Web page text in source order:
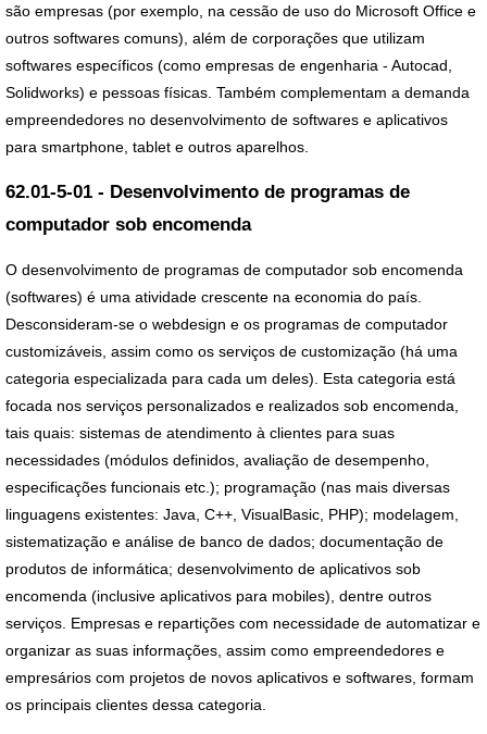
são empresas (por exemplo, na cessão de uso do Microsoft Office e
outros softwares comuns), além de corporações que utilizam
softwares específicos (como empresas de engenharia - Autocad,
Solidworks) e pessoas físicas. Também complementam a demanda
empreendedores no desenvolvimento de softwares e aplicativos
para smartphone, tablet e outros aparelhos.
62.01-5-01 - Desenvolvimento de programas de
computador sob encomenda
O desenvolvimento de programas de computador sob encomenda
(softwares) é uma atividade crescente na economia do país.
Desconsideram-se o webdesign e os programas de computador
customizáveis, assim como os serviços de customização (há uma
categoria especializada para cada um deles). Esta categoria está
focada nos serviços personalizados e realizados sob encomenda,
tais quais: sistemas de atendimento à clientes para suas
necessidades (módulos definidos, avaliação de desempenho,
especificações funcionais etc.); programação (nas mais diversas
linguagens existentes: Java, C++, VisualBasic, PHP); modelagem,
sistematização e análise de banco de dados; documentação de
produtos de informática; desenvolvimento de aplicativos sob
encomenda (inclusive aplicativos para mobiles), dentre outros
serviços. Empresas e repartições com necessidade de automatizar e
organizar as suas informações, assim como empreendedores e
empresários com projetos de novos aplicativos e softwares, formam
os principais clientes dessa categoria.